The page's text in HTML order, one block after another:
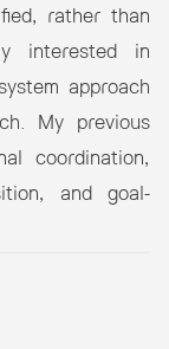
rather than
interested in
approach
My previous
coordination,
and goal-